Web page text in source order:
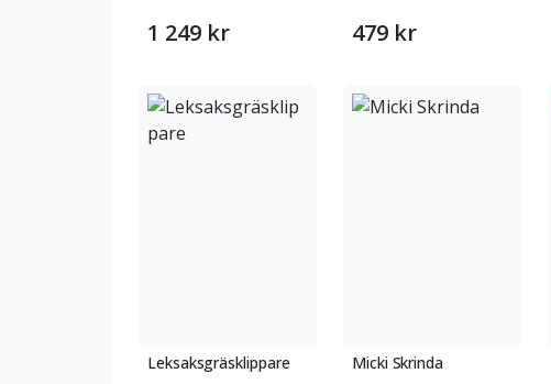
1 249 kr 479 kr
Leksaksgräsklippare Micki Skrinda